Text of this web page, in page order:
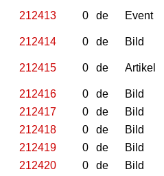
212413 0 de Event
212414
0 de Bild
212415 0 de Artikel
212416
0 de Bild
212417
0 de Bild
212418
0 de Bild
212419
0 de Bild
212420
0 de Bild